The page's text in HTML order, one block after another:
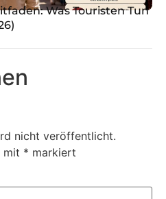
Was Touristen Tun
nicht veröffentlicht.
mit * markiert